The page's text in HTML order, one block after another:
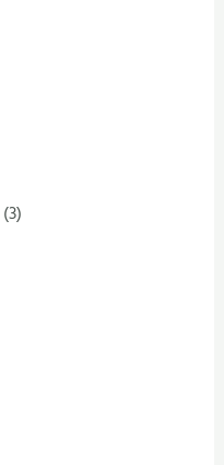
(3)